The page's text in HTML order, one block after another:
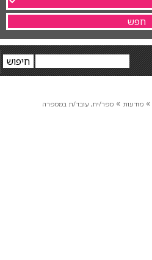
» מודעות » ספר/ית, עובד/ת במספרה